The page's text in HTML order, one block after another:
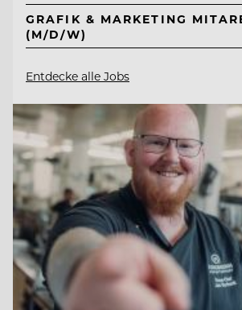
GRAFIK & MARKETING
(M/D/W)
Entdecke alle Jobs